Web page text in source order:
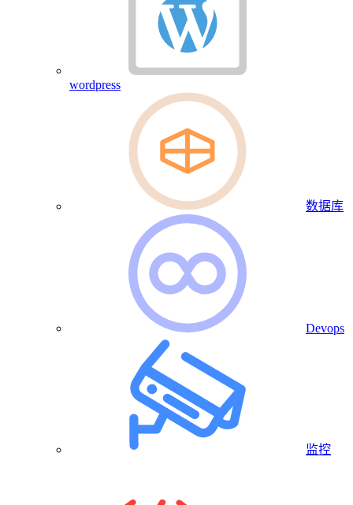
wordpress
数据库
Devops
监控